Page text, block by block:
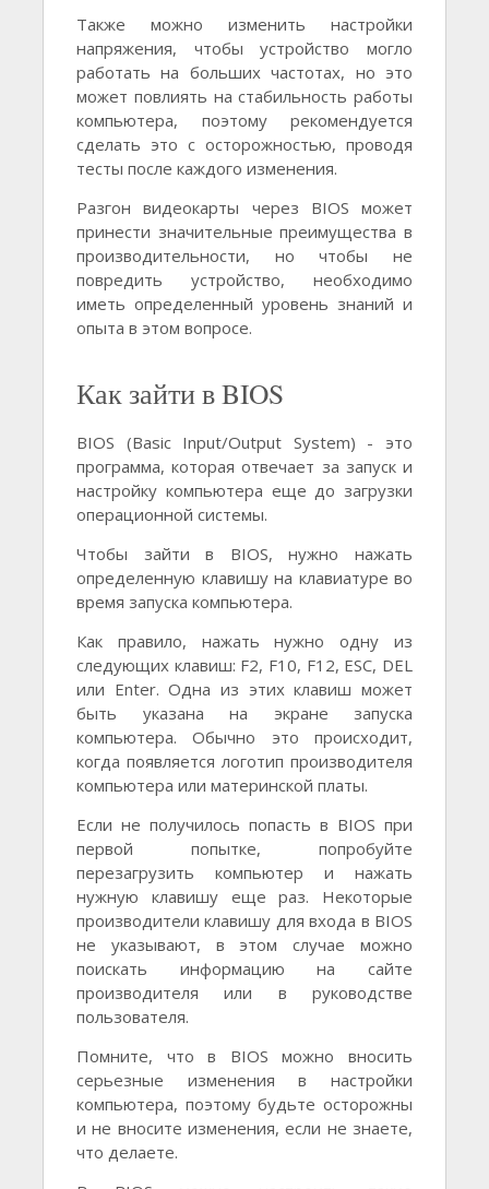
Также можно изменить настройки
напряжения, чтобы устройство могло
работать на больших частотах, но это
может повлиять на стабильность работы
компьютера, поэтому рекомендуется
сделать это с осторожностью, проводя
тесты после каждого изменения.
Разгон видеокарты через BIOS может
принести значительные преимущества в
производительности, но чтобы не
повредить устройство, необходимо
иметь определенный уровень знаний и
опыта в этом вопросе.
Как зайти в BIOS
BIOS (Basic Input/Output System) - это
программа, которая отвечает за запуск и
настройку компьютера еще до загрузки
операционной системы.
Чтобы зайти в BIOS, нужно нажать
определенную клавишу на клавиатуре во
время запуска компьютера.
Как правило, нажать нужно одну из
следующих клавиш: F2, F10, F12, ESC, DEL
или Enter. Одна из этих клавиш может
быть указана на экране запуска
компьютера. Обычно это происходит,
когда появляется логотип производителя
компьютера или материнской платы.
Если не получилось попасть в BIOS при
первой попытке, попробуйте
перезагрузить компьютер и нажать
нужную клавишу еще раз. Некоторые
производители клавишу для входа в BIOS
не указывают, в этом случае можно
поискать информацию на сайте
производителя или в руководстве
пользователя.
Помните, что в BIOS можно вносить
серьезные изменения в настройки
компьютера, поэтому будьте осторожны
и не вносите изменения, если не знаете,
что делаете.